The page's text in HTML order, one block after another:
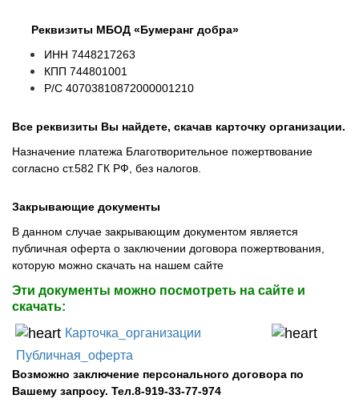
Реквизиты МБОД «Бумеранг добра»
ИНН 7448217263
КПП 744801001
Р/С 40703810872000001210
Все реквизиты Вы найдете, скачав карточку организации.
Назначение платежа Благотворительное пожертвование
согласно ст.582 ГК РФ, без налогов.
Закрывающие документы
В данном случае закрывающим документом является
публичная оферта о заключении договора пожертвования,
которую можно скачать на нашем сайте
Эти документы можно посмотреть на сайте и
скачать:
Карточка_организации
Публичная_оферта
Возможно заключение персонального договора по
Вашему запросу. Тел.8-919-33-77-974